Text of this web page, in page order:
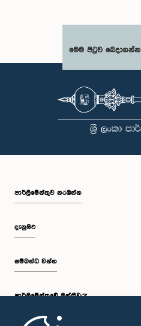
මෙම පිටුව බෙදාගන්න
පාර්ලි‌මේන්තුව නරඹන්න
දැනුමට
සම්බන්ධ වන්න
පාර්ලි‌මේන්තුවේ මන්ත්‍රීවරු